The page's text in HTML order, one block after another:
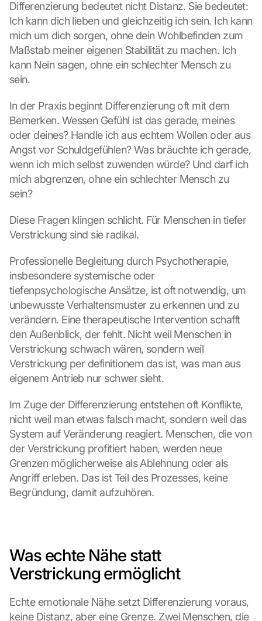
Differenzierung bedeutet nicht Distanz. Sie bedeutet:
Ich kann dich lieben und gleichzeitig ich sein. Ich kann
mich um dich sorgen, ohne dein Wohlbefinden zum
Maßstab meiner eigenen Stabilität zu machen. Ich
kann Nein sagen, ohne ein schlechter Mensch zu
sein.
In der Praxis beginnt Differenzierung oft mit dem
Bemerken. Wessen Gefühl ist das gerade, meines
oder deines? Handle ich aus echtem Wollen oder aus
Angst vor Schuldgefühlen? Was bräuchte ich gerade,
wenn ich mich selbst zuwenden würde? Und darf ich
mich abgrenzen, ohne ein schlechter Mensch zu
sein?
Diese Fragen klingen schlicht. Für Menschen in tiefer
Verstrickung sind sie radikal.
Professionelle Begleitung durch Psychotherapie,
insbesondere systemische oder
tiefenpsychologische Ansätze, ist oft notwendig, um
unbewusste Verhaltensmuster zu erkennen und zu
verändern. Eine therapeutische Intervention schafft
den Außenblick, der fehlt. Nicht weil Menschen in
Verstrickung schwach wären, sondern weil
Verstrickung per definitionem das ist, was man aus
eigenem Antrieb nur schwer sieht.
Im Zuge der Differenzierung entstehen oft Konflikte,
nicht weil man etwas falsch macht, sondern weil das
System auf Veränderung reagiert. Menschen, die von
der Verstrickung profitiert haben, werden neue
Grenzen möglicherweise als Ablehnung oder als
Angriff erleben. Das ist Teil des Prozesses, keine
Begründung, damit aufzuhören.
Was echte Nähe statt
Verstrickung ermöglicht
Echte emotionale Nähe setzt Differenzierung voraus,
keine Distanz, aber eine Grenze. Zwei Menschen, die
d
i
e
n
h
u
z
s
c
h
s
t
m
m
e
n
i
e
d
e
m
a
e
n
d
e
r
o
M
a
-